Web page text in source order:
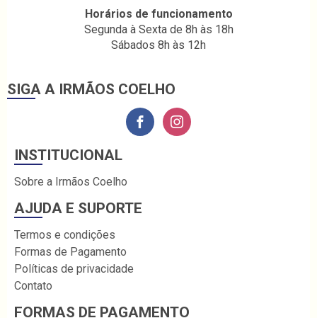
Horários de funcionamento
Segunda à Sexta de 8h às 18h
Sábados 8h às 12h
SIGA A IRMÃOS COELHO
INSTITUCIONAL
Sobre a Irmãos Coelho
AJUDA E SUPORTE
Termos e condições
Formas de Pagamento
Políticas de privacidade
Contato
FORMAS DE PAGAMENTO